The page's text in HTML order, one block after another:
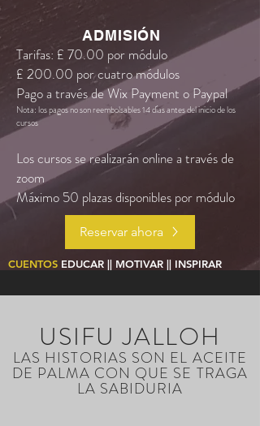
ADMISIÓN
Tarifas: £ 70.00 por módulo
£ 200.00 por cuatro módulos
Pago a través de Wix Payment o Paypal
Nota: los pagos no son reembolsables 14 días antes del inicio de los
cursos
Los cursos se realizarán online a través de
zoom
Máximo 50 plazas disponibles por módulo
Reservar ahora
CUENTOS EDUCAR || MOTIVAR || INSPIRAR
USIFU JALLOH
LAS HISTORIAS SON EL ACEITE
DE PALMA CON QUE SE TRAGA
LA SABIDURIA